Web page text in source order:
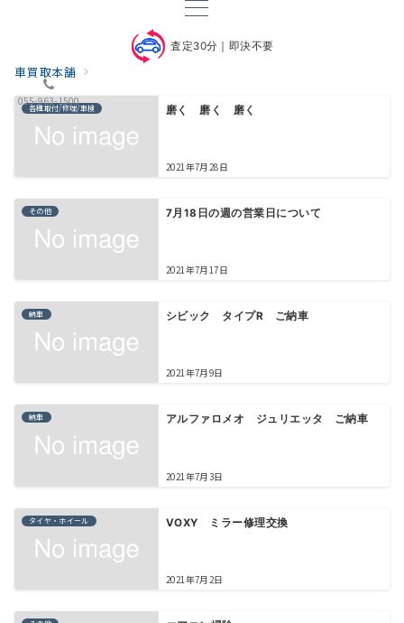
査定30分｜即決不要
055-963-1500
車買取本舗
各種取付/修理/車検 磨く 磨く 磨く
2021年7月28日
その他 7月18日の週の営業日について
2021年7月17日
納車 シビック タイプR ご納車
2021年7月9日
納車 アルファロメオ ジュリエッタ ご納車
2021年7月3日
タイヤ・ホイール VOXY ミラー修理交換
2021年7月2日